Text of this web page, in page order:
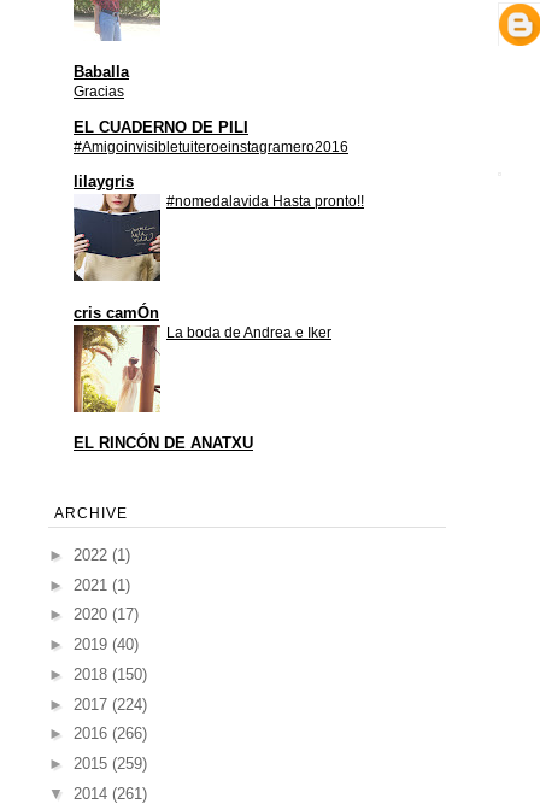
Baballa
Gracias
EL CUADERNO DE PILI
#Amigoinvisibletuiteroeinstagramero2016
lilaygris
#nomedalavida Hasta pronto!!
cris camÓn
La boda de Andrea e Iker
EL RINCÓN DE ANATXU
ARCHIVE
► 2022 (1)
► 2021 (1)
► 2020 (17)
► 2019 (40)
► 2018 (150)
► 2017 (224)
► 2016 (266)
► 2015 (259)
▼ 2014 (261)